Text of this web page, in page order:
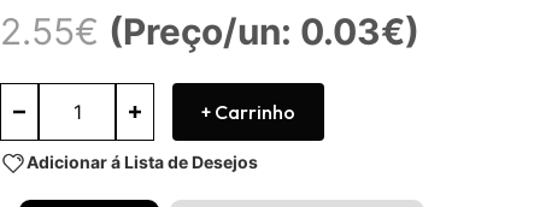
2.55€ (Preço/un: 0.03€)
+ Carrinho
Adicionar á Lista de Desejos